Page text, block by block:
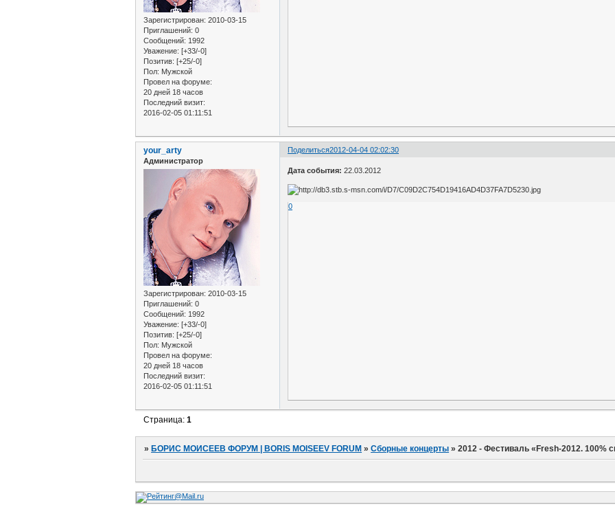
Зарегистрирован: 2010-03-15
Приглашений: 0
Сообщений: 1992
Уважение: [+33/-0]
Позитив: [+25/-0]
Пол: Мужской
Провел на форуме:
20 дней 18 часов
Последний визит:
2016-02-05 01:11:51
Поделиться2012-04-04 02:02:30
your_arty
Администратор
Зарегистрирован: 2010-03-15
Приглашений: 0
Сообщений: 1992
Уважение: [+33/-0]
Позитив: [+25/-0]
Пол: Мужской
Провел на форуме:
20 дней 18 часов
Последний визит:
2016-02-05 01:11:51
Дата события: 22.03.2012
0
Страница:1
» БОРИС МОИСЕЕВ ФОРУМ | BORIS MOISEEV FORUM »Сборные концерты »2012 - Фестиваль «Fresh-2012. 100%